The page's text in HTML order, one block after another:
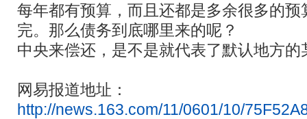
每年都有预算，而且还都是多余很多的
完。那么债务到底哪里来的呢？
中央来偿还，是不是就代表了默认地方的
网易报道地址：
http://news.163.com/11/0601/10/